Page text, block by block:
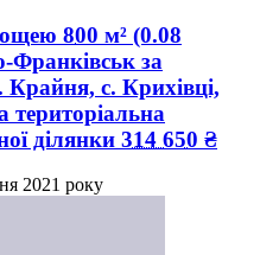
800 м² (0.08
Франківськ за
с. Крихівці,
територіальна
ділянки 314 650 ₴
2021 року